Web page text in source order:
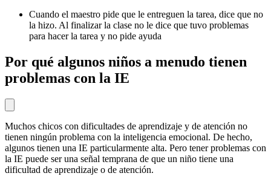
Cuando el maestro pide que le entreguen la tarea, dice que no
la hizo. Al finalizar la clase no le dice que tuvo problemas
para hacer la tarea y no pide ayuda
Por qué algunos niños a menudo tienen
problemas con la IE
Muchos chicos con dificultades de aprendizaje y de atención no
tienen ningún problema con la inteligencia emocional. De hecho,
algunos tienen una IE particularmente alta. Pero tener problemas con
la IE puede ser una señal temprana de que un niño tiene una
dificultad de aprendizaje o de atención.